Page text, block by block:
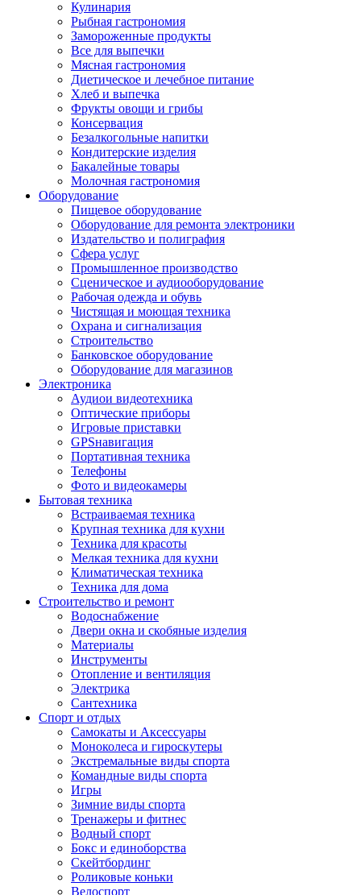
Кулинария
Рыбная гастрономия
Замороженные продукты
Все для выпечки
Мясная гастрономия
Диетическое и лечебное питание
Хлеб и выпечка
Фрукты овощи и грибы
Консервация
Безалкогольные напитки
Кондитерские изделия
Бакалейные товары
Молочная гастрономия
Оборудование
Пищевое оборудование
Оборудование для ремонта электроники
Издательство и полиграфия
Сфера услуг
Промышленное производство
Сценическое и аудиооборудование
Рабочая одежда и обувь
Чистящая и моющая техника
Охрана и сигнализация
Строительство
Банковское оборудование
Оборудование для магазинов
Электроника
Аудиои видеотехника
Оптические приборы
Игровые приставки
GPSнавигация
Портативная техника
Телефоны
Фото и видеокамеры
Бытовая техника
Встраиваемая техника
Крупная техника для кухни
Техника для красоты
Мелкая техника для кухни
Климатическая техника
Техника для дома
Строительство и ремонт
Водоснабжение
Двери окна и скобяные изделия
Материалы
Инструменты
Отопление и вентиляция
Электрика
Сантехника
Спорт и отдых
Самокаты и Аксессуары
Моноколеса и гироскутеры
Экстремальные виды спорта
Командные виды спорта
Игры
Зимние виды спорта
Тренажеры и фитнес
Водный спорт
Бокс и единоборства
Скейтбординг
Роликовые коньки
Велоспорт